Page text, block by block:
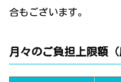
合もございます。
月々のご負担上限額（